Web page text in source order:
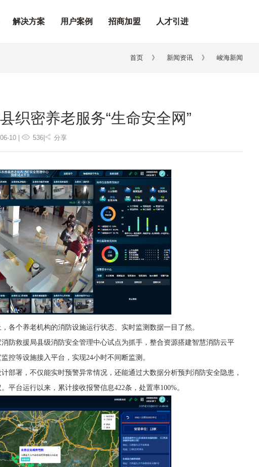
解决方案 用户案例 招商加盟 人才引进
首页 》 新闻资讯 》 峻海新闻
织密养老服务“生命安全网”
10 | 536 分享
各个养老机构的消防设施运行状态、实时监测数据一目了然。
防救援局县级消防安全管理中心试点为抓手，整合资源搭建智慧消防云平
控等设施接入平台，实现24小时不间断监测。
部署， 不仅能实时预警异常情况，还能通过大数据分析预判消防安全隐患，
平台运行以来，累计接收报警信息422条，处置率100%。